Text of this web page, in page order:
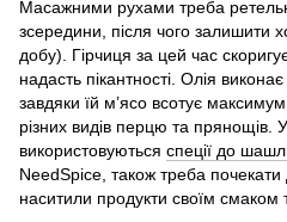
Масажними рухами треба
зсередини, після чого залишити
добу). Гірчиця за цей час
надасть пікантності. Олія
завдяки їй м’ясо всотує
різних видів перцю та прянощів.
використовуються спеції до
NeedSpice, також треба
наситили продукти своїм смаком